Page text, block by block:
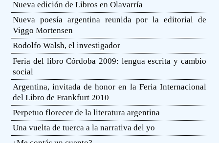
Nueva edición de Libros en Olavarría
Nueva poesía argentina reunida por la editorial de
Viggo Mortensen
Rodolfo Walsh, el investigador
Feria del libro Córdoba 2009: lengua escrita y cambio
social
Argentina, invitada de honor en la Feria Internacional
del Libro de Frankfurt 2010
Perpetuo florecer de la literatura argentina
Una vuelta de tuerca a la narrativa del yo